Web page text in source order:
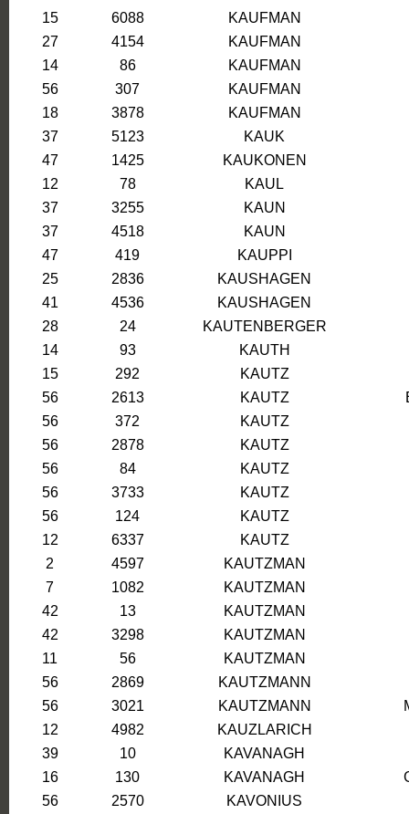
15
6088
KAUFMAN
27
4154
KAUFMAN
14
86
KAUFMAN
56
307
KAUFMAN
18
3878
KAUFMAN
37
5123
KAUK
47
1425
KAUKONEN
12
78
KAUL
37
3255
KAUN
37
4518
KAUN
47
419
KAUPPI
25
2836
KAUSHAGEN
41
4536
KAUSHAGEN
28
24
KAUTENBERGER
14
93
KAUTH
15
292
KAUTZ
56
2613 KAUTZ
56
372
KAUTZ
56
2878
KAUTZ
56
84
KAUTZ
56
3733
KAUTZ
56
124
KAUTZ
12
6337
KAUTZ
2
4597
KAUTZMAN
7
1082
KAUTZMAN
42
13 KAUTZMAN
42
3298
KAUTZMAN
11
56
KAUTZMAN
56
2869
KAUTZMANN
56
3021 KAUTZMANN
12
4982
KAUZLARICH
39
10
KAVANAGH
16
130 KAVANAGH
56
2570 KAVONIUS